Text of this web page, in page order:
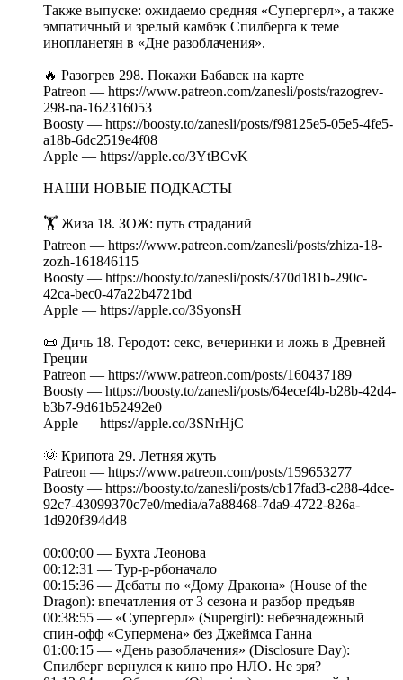
Также выпуске: ожидаемо средняя «Супергерл», а также
эмпатичный и зрелый камбэк Спилберга к теме
инопланетян в «Дне разоблачения».
🔥 Разогрев 298. Покажи Бабавск на карте
Patreon — https://www.patreon.com/zanesli/posts/razogrev-
298-na-162316053
Boosty — https://boosty.to/zanesli/posts/f98125e5-05e5-4fe5-
a18b-6dc2519e4f08
Apple — https://apple.co/3YtBCvK
НАШИ НОВЫЕ ПОДКАСТЫ
🏋️ Жиза 18. ЗОЖ: путь страданий
Patreon — https://www.patreon.com/zanesli/posts/zhiza-18-
zozh-161846115
Boosty — https://boosty.to/zanesli/posts/370d181b-290c-
42ca-bec0-47a22b4721bd
Apple — https://apple.co/3SyonsH
📜 Дичь 18. Геродот: секс, вечеринки и ложь в Древней
Греции
Patreon — https://www.patreon.com/posts/160437189
Boosty — https://boosty.to/zanesli/posts/64ecef4b-b28b-42d4-
b3b7-9d61b52492e0
Apple — https://apple.co/3SNrHjC
🌞 Крипота 29. Летняя жуть
Patreon — https://www.patreon.com/posts/159653277
Boosty — https://boosty.to/zanesli/posts/cb17fad3-c288-4dce-
92c7-43099370c7e0/media/a7a88468-7da9-4722-826a-
1d920f394d48
00:00:00 — Бухта Леонова
00:12:31 — Тур-р-рбоначало
00:15:36 — Дебаты по «Дому Дракона» (House of the
Dragon): впечатления от 3 сезона и разбор предъяв
00:38:55 — «Супергерл» (Supergirl): небезнадежный
спин-офф «Супермена» без Джеймса Ганна
01:00:15 — «День разоблачения» (Disclosure Day):
Спилберг вернулся к кино про НЛО. Не зря?